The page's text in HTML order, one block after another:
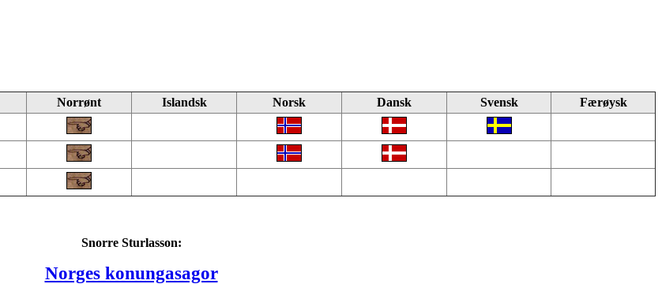
Norrønt Islandsk Norsk Dansk Svensk
Færøysk
Snorre Sturlasson:
Norges konungasagor